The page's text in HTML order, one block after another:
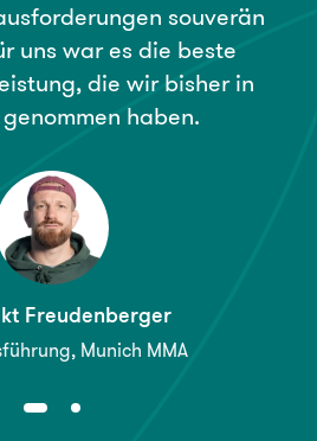
souverän
uns wares die beste
die wirbisherin
genommen haben.
Freudenberger
Munich MMA